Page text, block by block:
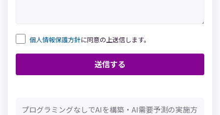
個人情報保護方針に同意の上送信します。
プログラミングなしでAIを構築・AI需要予測の実施方